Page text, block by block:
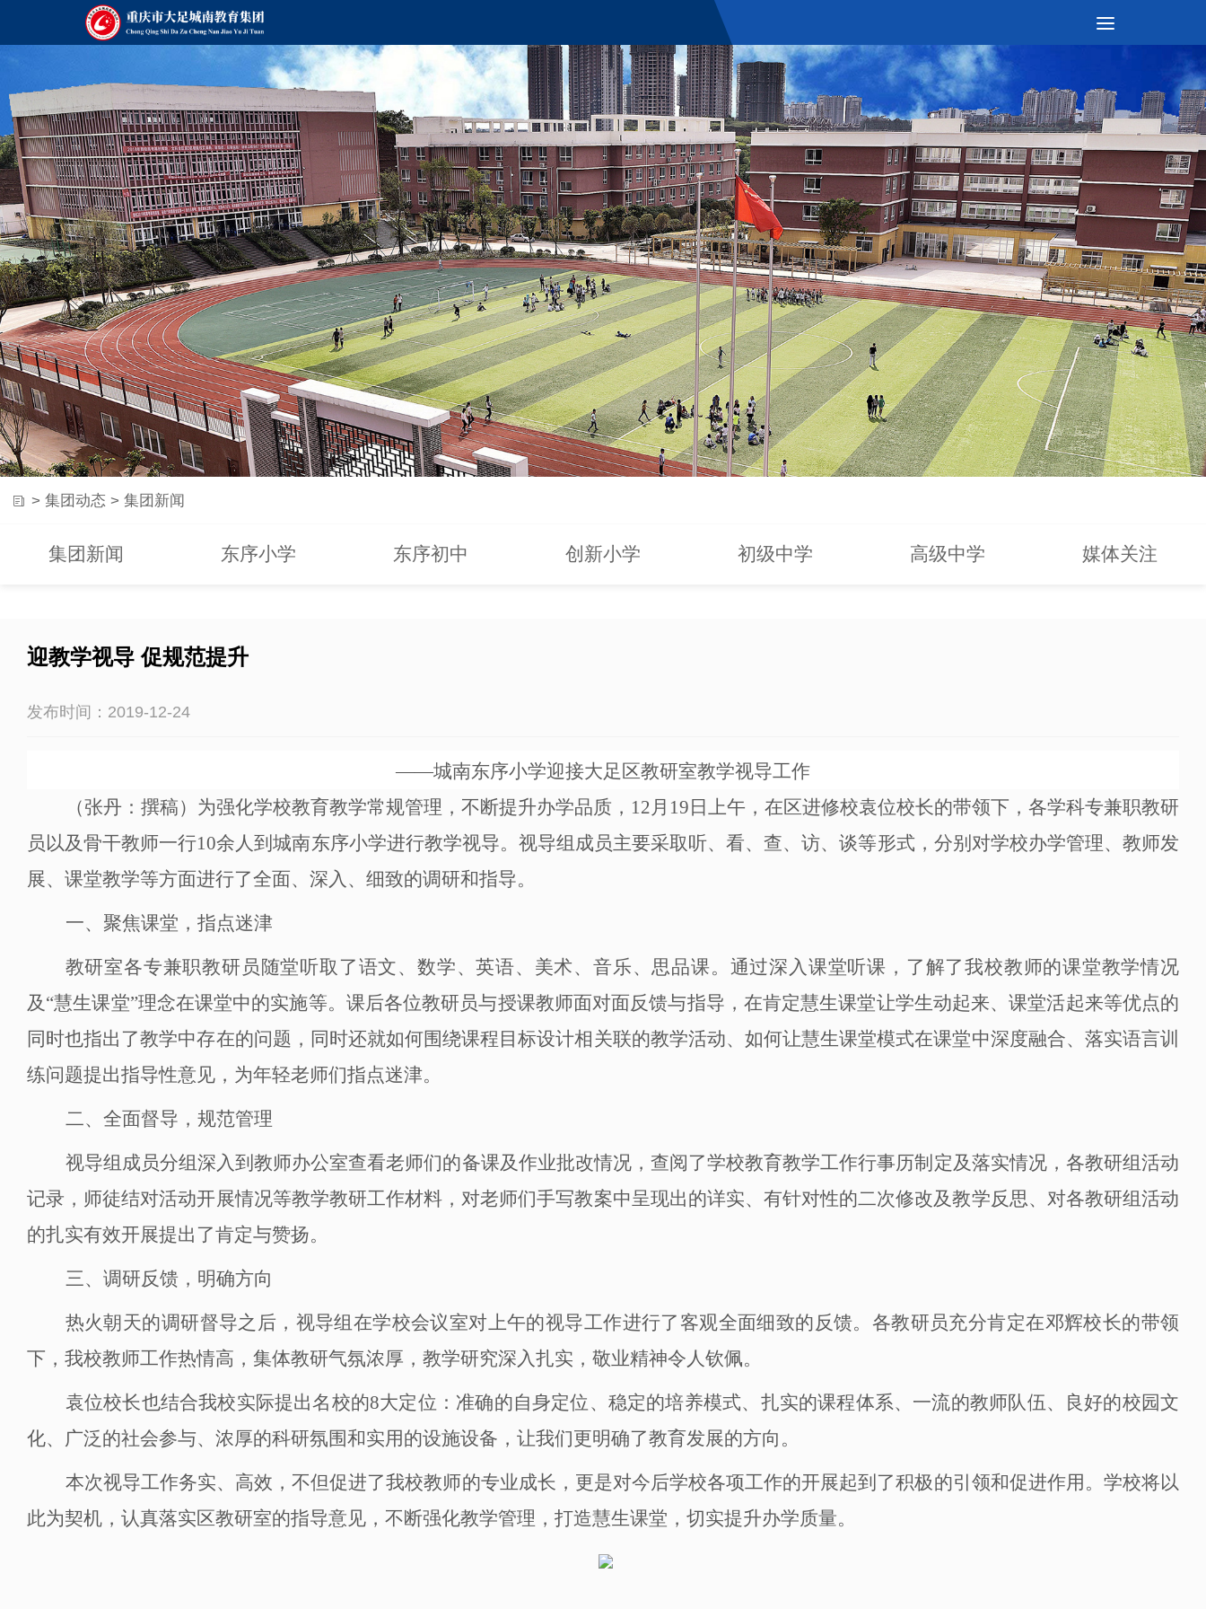
集团新闻 东序小学 东序初中 创新小学 初级中学 高级中学 媒体关注
> 集团动态 > 集团新闻
迎教学视导 促规范提升
发布时间：2019-12-24
――城南东序小学迎接大足区教研室教学视导工作
（张丹：撰稿） 为强化学校教育教学常规管理，不断提升办学品质， 12月 19 日上午，在区进修校袁位校长的带领下，各学科专兼职教研
员以及骨干教师一行10余人到城南东序小学进行教学视导。视导组成员主要采取听、看、查、访、谈等形式，分别对学校办学管理、教师发
展、课堂教学等方面进行了全面、深入、细致的调研和指导。
一、 聚焦课堂，指点迷津
教研室各专兼职教研员随堂听取 了语文、数学、英语、美术、音乐、 思品课。通过深入课堂听课，了解了我校教师的课堂教学情况
及 “慧生课堂”理念在课堂中的实施等。课后各位教研员与授课教师面对面反馈与指导，在肯定慧生课堂让学生动起来、课堂活起来等优点的
同时也指出了教学中存在的问题，同时还就如何围绕课程目标设计相关联的教学活动、如何让慧生课堂模式在课堂中深度融合、落实语言训
练问题提出指导性意见，为年轻老师们指点迷津。
二、 全面督导，规范管理
视导组成员分组深入到教师办公室查看老师们的备课及作业批改情况，查阅了学校教育教学工作行事历制定及落实情况，各教研组活动
记录，师徒结对活动开展情况等教学教研工作材料，对老师们手写教案中呈现出的详实、有针对性的二次修改及教学反思、对各教研组活动
的扎实有效开展提出了肯定与赞扬。
三、 调研反馈，明确方向
热火朝天的调研督导之后，视导组在学校会议室对上午的视导工作进行了客观全面细致的反馈。各教研员充分肯定在邓辉校长的带领
下，我校教师工作热情高，集体教研气氛浓厚，教学研究深入扎实，敬业精神令人钦佩。
袁位校长也结合我校实际提出名校的8大定位：准确的自身定位、稳定的培养模式、扎实的课程体系、一流的教师队伍、良好的校园文
化、广泛的社会参与、浓厚的科研氛围和实用的设施设备，让我们更明确了教育发展的方向。
本次视导工作务实、高效，不但促进了我校教师的专业成长，更是对今后学校各项工作的开展起到了积极的引领和促进作用。学校将以
此为契机，认真落实区教研室的指导意见，不断强化教学管理，打造慧生课堂，切实提升办学质量。